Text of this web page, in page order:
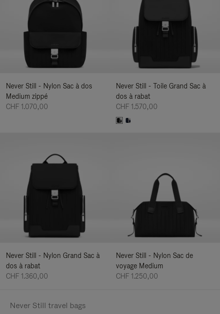
Never Still - Nylon Sac à dos
Medium zippé
CHF 1.070,00
Never Still - Toile Grand Sac à
dos à rabat
CHF 1.570,00
Never Still - Nylon Grand Sac à
dos à rabat
CHF 1.360,00
Never Still - Nylon Sac de
voyage Medium
CHF 1.250,00
Never Still travel bags